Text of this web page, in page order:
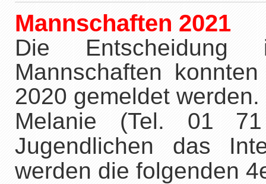
Mannschaften 2021
Die
Mannschaften
2020 gemeldet werden.
Melanie (Tel. 01
Jugendlichen das
werden die folgenden